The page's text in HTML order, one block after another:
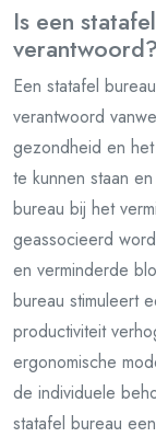
Is een
verantwoord?
Een statafel
verantwoord
gezondheid en
te kunnen staan
bureau bij het
geassocieerd
en verminderde
bureau stimuleert
productiviteit
ergonomische
de individuele
statafel bureau